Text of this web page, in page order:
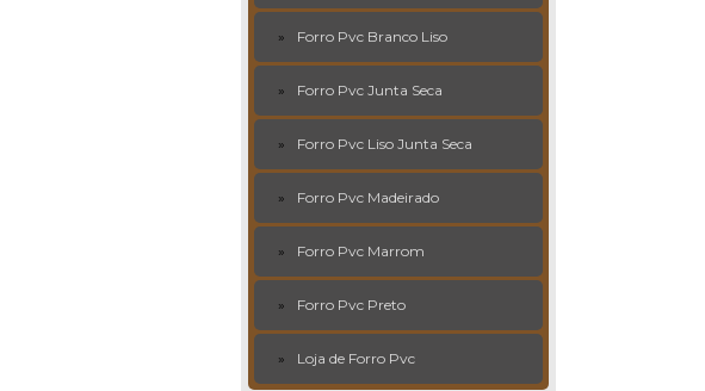
Forro Pvc Branco Liso
Forro Pvc Junta Seca
Forro Pvc Liso Junta Seca
Forro Pvc Madeirado
Forro Pvc Marrom
Forro Pvc Preto
Loja de Forro Pvc